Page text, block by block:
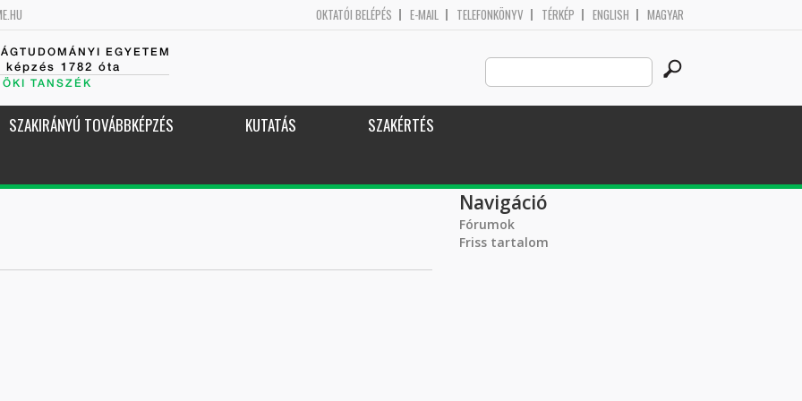
OKTATÓI BELÉPÉS E-MAIL TELEFONKÖNYV TÉRKÉP ENGLISH MAGYAR
EGYETEM
1782 óta
TANSZÉK
Search
this
site
SZAKIRÁNYÚ TOVÁBBKÉPZÉS KUTATÁS
SZAKÉRTÉS
Navigáció
Fórumok
Friss tartalom